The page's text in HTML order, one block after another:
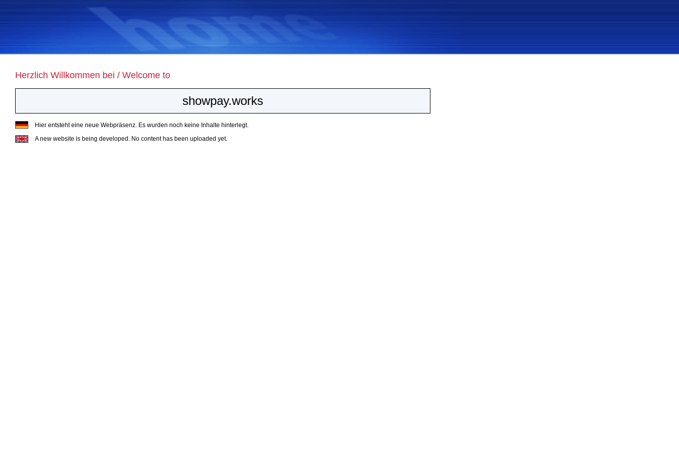
Herzlich Willkommen bei / Welcome to
showpay.works
Hier entsteht eine neue Webpräsenz. Es wurden noch keine Inhalte hinterlegt.
A new website is being developed. No content has been uploaded yet.